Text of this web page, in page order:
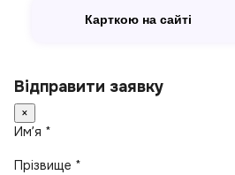
Карткою на сайті
Відправити заявку
×
Имʼя *
Прізвище *